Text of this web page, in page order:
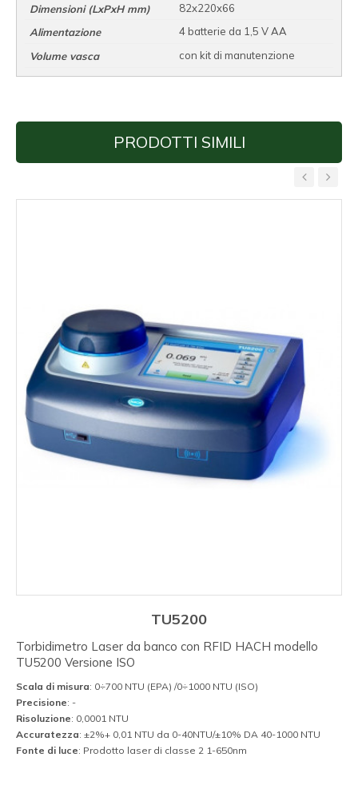
82x220x66
4 batterie da 1,5 V AA
con kit di manutenzione
PRODOTTI SIMILI
TU5200
Torbidimetro Laser da banco con RFID HACH modello
TU5200 Versione ISO
Scala di misura: 0÷700 NTU (EPA) /0÷1000 NTU (ISO)
Precisione: -
Risoluzione: 0,0001 NTU
Accuratezza: ±2%+ 0,01 NTU da 0-40NTU/±10% DA 40-1000 NTU
Fonte di luce: Prodotto laser di classe 2 1-650nm
‹ ›